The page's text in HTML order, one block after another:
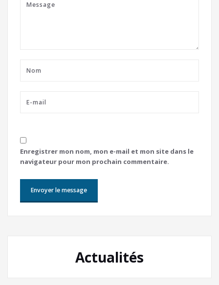
Enregistrer mon nom, mon e-mail et mon site dans le
navigateur pour mon prochain commentaire.
Actualités